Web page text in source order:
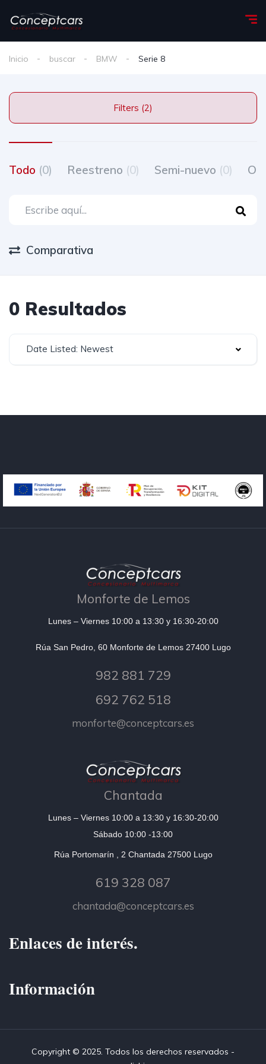
Inicio buscar BMW Serie 8
Filters (2)
Todo (0) Reestreno (0) Semi-nuevo (0)
Comparativa
0 Resultados
Date Listed: Newest
Monforte de Lemos
Lunes – Viernes 10:00 a 13:30 y 16:30-20:00
Rúa San Pedro, 60 Monforte de Lemos 27400 Lugo
982 881 729
692 762 518
monforte@conceptcars.es
Chantada
Lunes – Viernes 10:00 a 13:30 y 16:30-20:00
Sábado 10:00 -13:00
Rúa Portomarín , 2 Chantada 27500 Lugo
619 328 087
chantada@conceptcars.es
Enlaces de interés.
Información
Copyright © 2025. Todos los derechos reservados -